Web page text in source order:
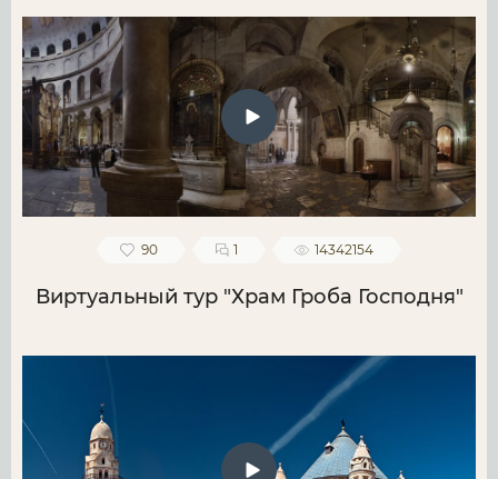
90 1 14342154
Виртуальный тур "Храм Гроба Господня"